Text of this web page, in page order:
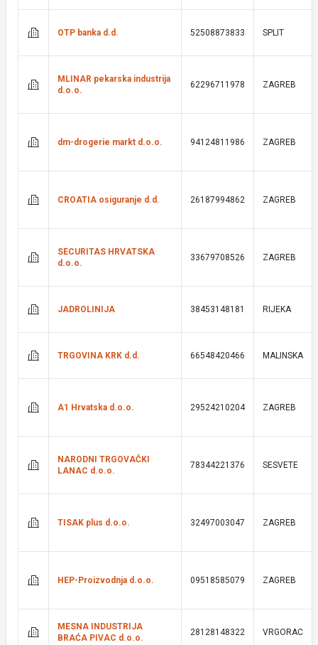
OTP banka d.d. 52508873833 SPLIT
MLINAR pekarska industrija
d.o.o.
62296711978 ZAGREB
dm-drogerie markt d.o.o. 94124811986 ZAGREB
CROATIA osiguranje d.d. 26187994862 ZAGREB
SECURITAS HRVATSKA
d.o.o.
33679708526 ZAGREB
JADROLINIJA 38453148181 RIJEKA
TRGOVINA KRK d.d. 66548420466 MALINSKA
A1 Hrvatska d.o.o. 29524210204 ZAGREB
NARODNI TRGOVAČKI
LANAC d.o.o.
78344221376 SESVETE
TISAK plus d.o.o. 32497003047 ZAGREB
HEP-Proizvodnja d.o.o. 09518585079 ZAGREB
MESNA INDUSTRIJA
BRAĆA PIVAC d.o.o.
28128148322 VRGORAC